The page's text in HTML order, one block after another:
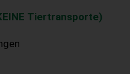
Tiertransporte)